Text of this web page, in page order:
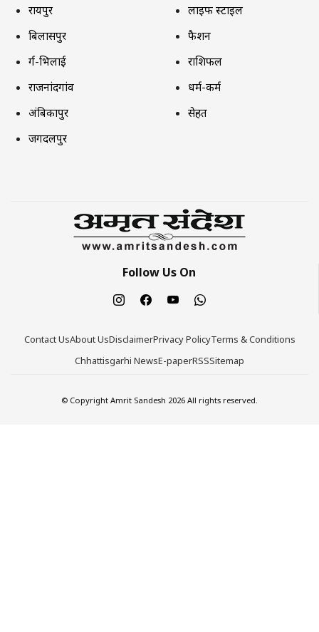
रायपुर
बिलासपुर
दुर्ग-भिलाई
राजनांदगांव
अंबिकापुर
जगदलपुर
लाइफ स्टाइल
फैशन
राशिफल
धर्म-कर्म
सेहत
Follow Us On
Contact UsAbout UsDisclaimerPrivacy PolicyTerms & Conditions
Chhattisgarhi NewsE-paperRSSSitemap
© Copyright Amrit Sandesh 2026 All rights reserved.